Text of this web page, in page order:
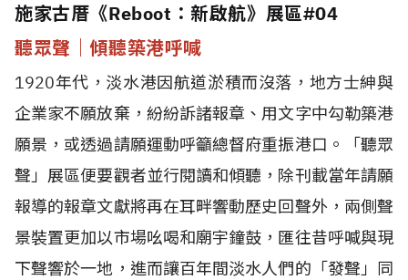
施家古厝《Reboot：新啟航》展區#04
聽眾聲｜傾聽築港呼喊
1920年代，淡水港因航道淤積而沒落，地方士紳與
企業家不願放棄，紛紛訴諸報章、用文字中勾勒築港
願景，或透過請願運動呼籲總督府重振港口。「聽眾
聲」展區便要觀者並行閱讀和傾聽，除刊載當年請願
報導的報章文獻將再在耳畔響動歷史回聲外，兩側聲
景裝置更加以市場吆喝和廟宇鐘鼓，匯往昔呼喊與現
下聲響於一地，進而讓百年間淡水人們的「發聲」同